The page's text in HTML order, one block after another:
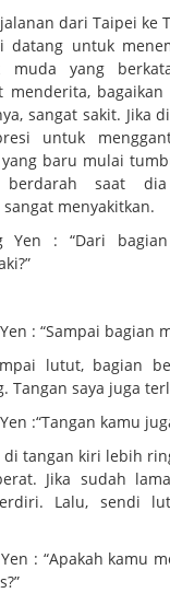
dari Taipei ke
datang untuk
muda yang
menderita, bagaikan
sangat sakit. Jika
untuk
baru mulai
saat dia
menyakitkan.
Yen : “Dari
: “Sampai bagian
lutut, bagian
Tangan saya juga
:“Tangan kamu
di tangan kiri lebih
Jika sudah
Lalu, sendi
: “Apakah kamu